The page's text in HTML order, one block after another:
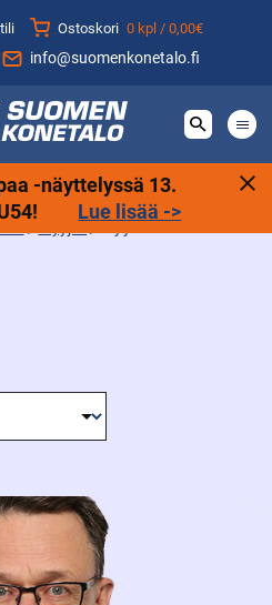
Ostoskori 0 kpl /0,00€
info@suomenkonetalo.fi
-näyttelyssä 13.
U54! Lue lisää ->